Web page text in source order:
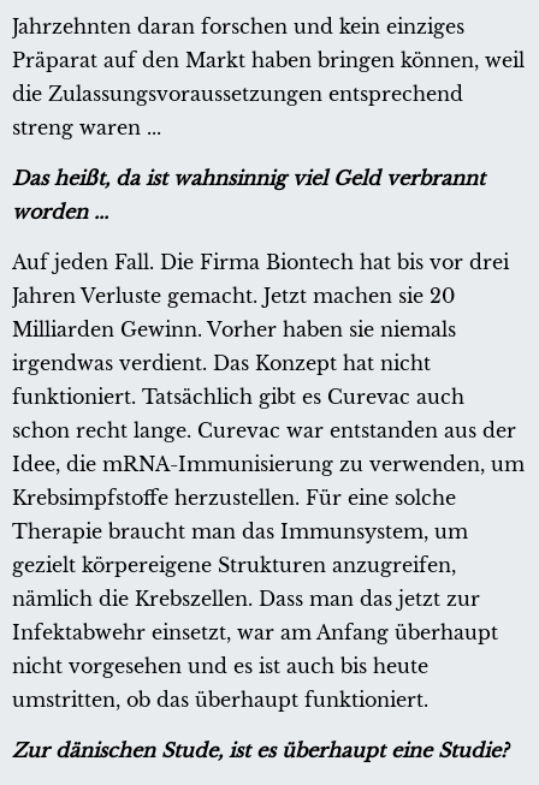
Jahrzehnten daran forschen und kein einziges
Präparat auf den Markt haben bringen können, weil
die Zulassungsvoraussetzungen entsprechend
streng waren ...
Das heißt, da ist wahnsinnig viel Geld verbrannt
worden ...
Auf jeden Fall. Die Firma Biontech hat bis vor drei
Jahren Verluste gemacht. Jetzt machen sie 20
Milliarden Gewinn. Vorher haben sie niemals
irgendwas verdient. Das Konzept hat nicht
funktioniert. Tatsächlich gibt es Curevac auch
schon recht lange. Curevac war entstanden aus der
Idee, die mRNA-Immunisierung zu verwenden, um
Krebsimpfstoffe herzustellen. Für eine solche
Therapie braucht man das Immunsystem, um
gezielt körpereigene Strukturen anzugreifen,
nämlich die Krebszellen. Dass man das jetzt zur
Infektabwehr einsetzt, war am Anfang überhaupt
nicht vorgesehen und es ist auch bis heute
umstritten, ob das überhaupt funktioniert.
Zur dänischen Stude, ist es überhaupt eine Studie?